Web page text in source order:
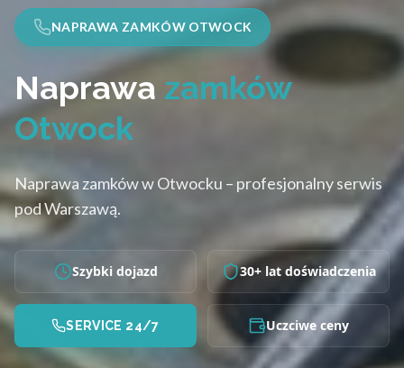
NAPRAWA ZAMKÓW OTWOCK
Naprawa zamków
Otwock
Naprawa zamków w Otwocku – profesjonalny serwis
pod Warszawą.
Szybki dojazd 30+ lat doświadczenia
SERVICE 24/7 Uczciwe ceny